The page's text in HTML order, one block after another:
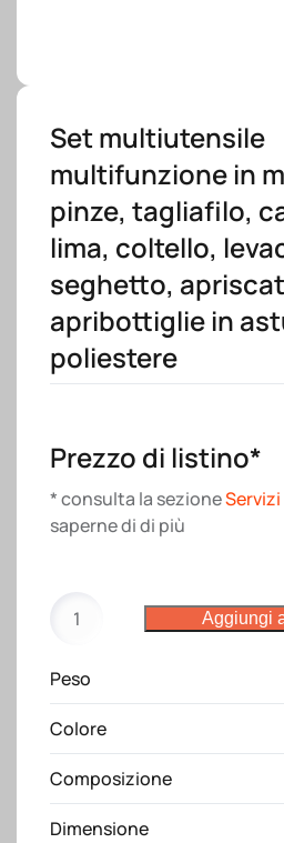
Set multiutensile
multifunzione in
pinze, tagliafilo,
lima, coltello,
seghetto,
apribottiglie in
poliestere
Prezzo di listino*
* consulta la sezione
saperne di di più
multiutensile
in
metallo
con
funzioni
quantità
Aggiungi
Peso
Colore
Composizione
Dimensione